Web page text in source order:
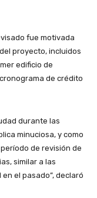
fue motivada
proyecto, incluidos
edificio de
de crédito
durante las
minuciosa, y como
de revisión de
similar a las
el pasado”, declaró